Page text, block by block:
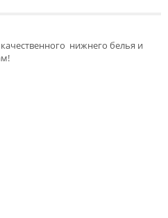
качественного нижнего белья и